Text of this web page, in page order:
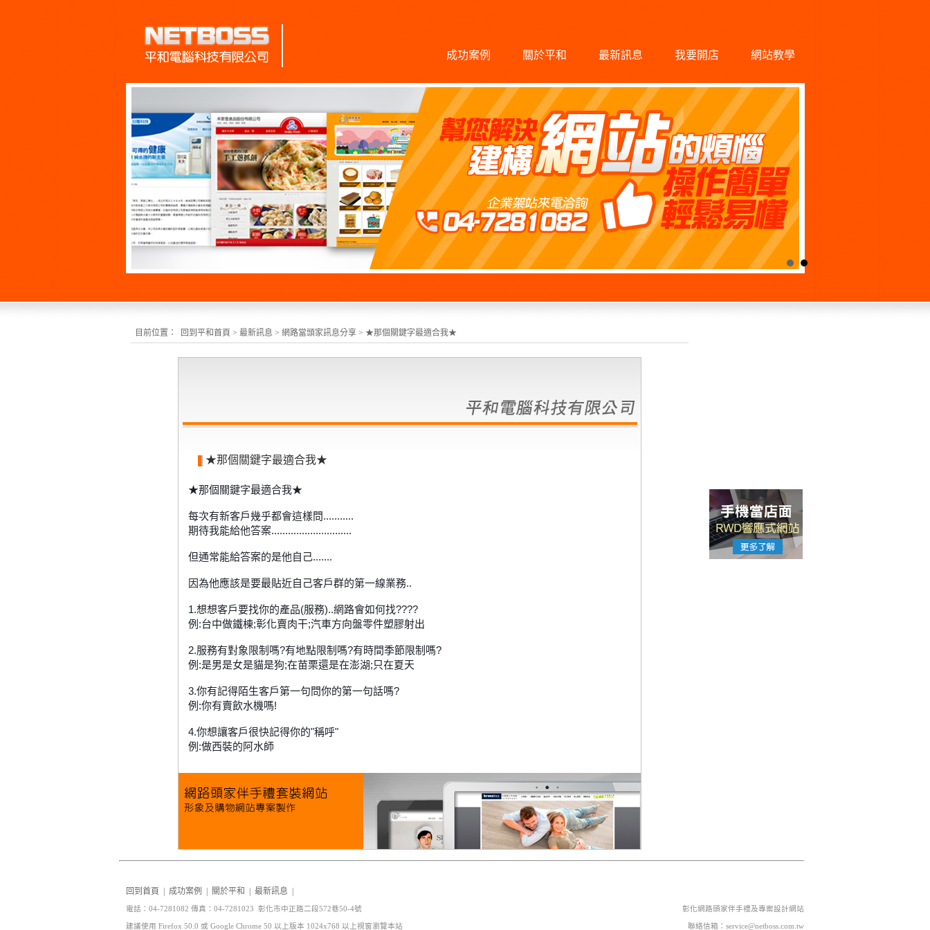
成功案例 關於平和 最新訊息 我要開店 網站教學
目前位置： 回到平和首頁 > 最新訊息 > 網路當頭家訊息分享 > ★那個關鍵字最適合我★
★那個關鍵字最適合我★
★那個關鍵字最適合我★
每次有新客戶幾乎都會這樣問...........
期待我能給他答案.............................
但通常能給答案的是他自己.......
因為他應該是要最貼近自己客戶群的第一線業務..
1.想想客戶要找你的產品(服務)..網路會如何找????
例:台中做鐵棟;彰化賣肉干;汽車方向盤零件塑膠射出
2.服務有對象限制嗎?有地點限制嗎?有時間季節限制嗎?
例:是男是女是貓是狗;在苗栗還是在澎湖;只在夏天
3.你有記得陌生客戶第一句問你的第一句話嗎?
例:你有賣飲水機嗎!
4.你想讓客戶很快記得你的"稱呼"
例:做西裝的阿水師
回到首頁 成功案例 關於平和 最新訊息
電話：04-7281082 傳真 ：04-7281023 彰化市中正路二段572巷50-4號 彰化網路頭家伴手禮及專案設計網站
建議使用 Firefox 50.0 或 Google Chrome 50 以上版本 1024x768 以上視窗瀏覽本站 聯絡信箱： service@netboss.com.tw